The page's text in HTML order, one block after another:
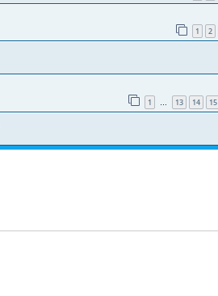
1 2
1 … 13 14 15